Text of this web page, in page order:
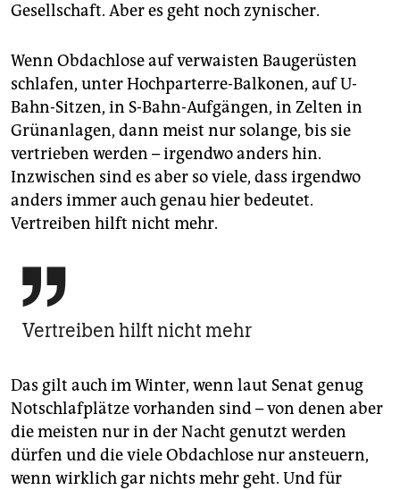
Gesellschaft. Aber es geht noch zynischer.
Wenn Obdachlose auf verwaisten Baugerüsten
schlafen, unter Hochparterre-Balkonen, auf U-
Bahn-Sitzen, in S-Bahn-Aufgängen, in Zelten in
Grünanlagen, dann meist nur solange, bis sie
vertrieben werden – irgendwo anders hin.
Inzwischen sind es aber so viele, dass irgendwo
anders immer auch genau hier bedeutet.
Vertreiben hilft nicht mehr.

Vertreiben hilft nicht mehr
Das gilt auch im Winter, wenn laut Senat genug
Notschlafplätze vorhanden sind – von denen aber
die meisten nur in der Nacht genutzt werden
dürfen und die viele Obdachlose nur ansteuern,
wenn wirklich gar nichts mehr geht. Und für